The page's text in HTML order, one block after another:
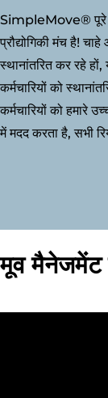
SimpleMove® पूरे
प्रौद्योगिकी मंच है!
स्थानांतरित कर रहे
कर्मचारियों को
कर्मचारियों को
में मदद करता है, सभी
मूव मैनेजमेंट